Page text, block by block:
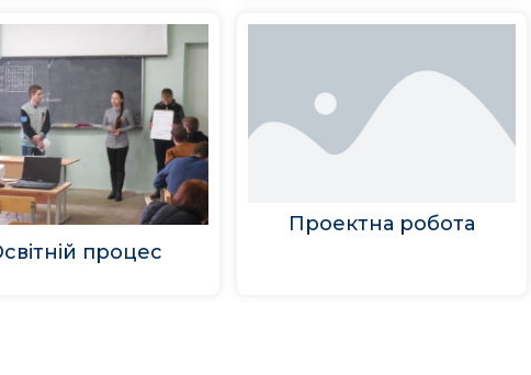
процес
Проектна робота